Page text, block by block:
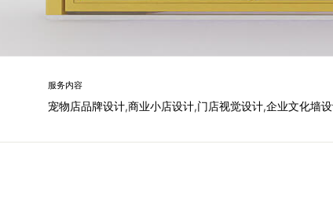
服务内容
宠物店品牌设计,商业小店设计,门店视觉设计,企业文化墙